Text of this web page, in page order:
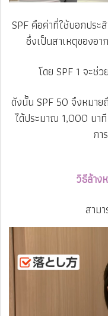
SPF คือค่าที่ใช้บอกปร
ซึ่งเป็นสาเหตุของอ
โดย SPF 1 จะช่
ดังนั้น SPF 50 จึงหมา
ได้ประมาณ 1,000 นาที
กา
วิธีล้าง
สาม